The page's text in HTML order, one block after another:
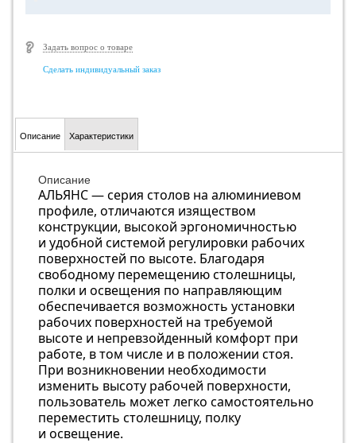
Задать вопрос о товаре
Сделать индивидуальный заказ
Описание Характеристики
Описание
АЛЬЯНС — серия столов на алюминиевом
профиле, отличаются изяществом
конструкции, высокой эргономичностью
и удобной системой регулировки рабочих
поверхностей по высоте. Благодаря
свободному перемещению столешницы,
полки и освещения по направляющим
обеспечивается возможность установки
рабочих поверхностей на требуемой
высоте и непревзойденный комфорт при
работе, в том числе и в положении стоя.
При возникновении необходимости
изменить высоту рабочей поверхности,
пользователь может легко самостоятельно
переместить столешницу, полку
и освещение.